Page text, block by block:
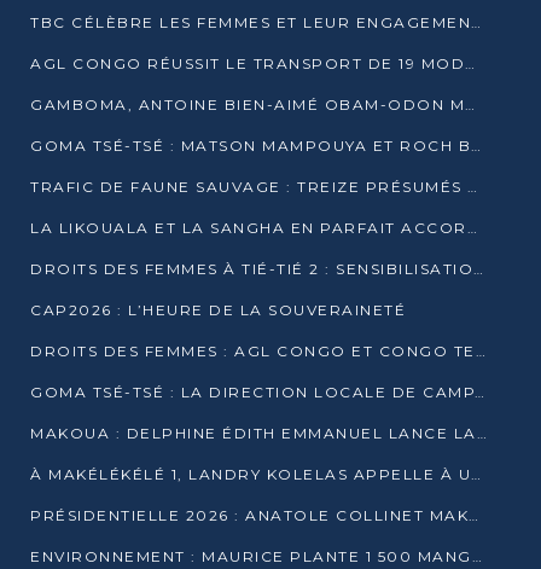
TBC CÉLÈBRE LES FEMMES ET LEUR ENGAGEMENT À L’OCCASION DU 8 MARS
AGL CONGO RÉUSSIT LE TRANSPORT DE 19 MODULES HORS GABARIT ENTRE POINTE-NOIRE ET BRAZZAVILLE
GAMBOMA, ANTOINE BIEN-AIMÉ OBAM-ODON MOBILISE LES 32 148 ÉLECTEURS EN FAVEUR DE DENIS SASSOU NGUESSO
GOMA TSÉ-TSÉ : MATSON MAMPOUYA ET ROCH BREDIN BISSALA NKOUNKOU EN CAMPAGNE DE PROXIMITÉ
TRAFIC DE FAUNE SAUVAGE : TREIZE PRÉSUMÉS TRAFIQUANTS INTERPELLÉS AU CONGO EN 2025
LA LIKOUALA ET LA SANGHA EN PARFAIT ACCORD AVEC LE PROJET DE SOCIÉTÉ DU CANDIDAT DENIS SASSOU-N’GUESSO
DROITS DES FEMMES À TIÉ-TIÉ 2 : SENSIBILISATION ET PÉDAGOGIE SUR LE DROIT DE VOTE
CAP2026 : L’HEURE DE LA SOUVERAINETÉ
DROITS DES FEMMES : AGL CONGO ET CONGO TERMINAL METTENT EN AVANT LE LEADERSHIP FÉMININ
GOMA TSÉ-TSÉ : LA DIRECTION LOCALE DE CAMPAGNE INTENSIFIE LA SENSIBILISATION DANS LES VILLAGES
MAKOUA : DELPHINE ÉDITH EMMANUEL LANCE LA CAMPAGNE POUR DENIS SASSOU-N’GUESSO
À MAKÉLÉKÉLÉ 1, LANDRY KOLELAS APPELLE À UNE MOBILISATION MASSIVE EN FAVEUR DE DENIS SASSOU-N’GUESSO
PRÉSIDENTIELLE 2026 : ANATOLE COLLINET MAKOSSO DÉFEND LE PROJET DE SOCIÉTÉ DE DENIS SASSOU NGUESSO
ENVIRONNEMENT : MAURICE PLANTE 1 500 MANGROVES POUR HONORER WANGARI MAATHAI